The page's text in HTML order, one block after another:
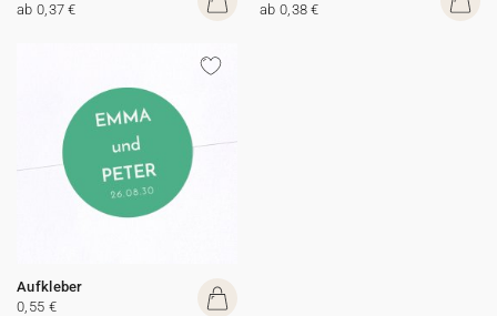
ab 0,37 €
ab 0,38 €
Aufkleber
0,55 €